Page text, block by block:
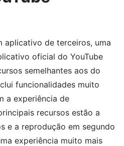
aplicativo de terceiros, uma
oficial do YouTube
semelhantes aos do
funcionalidades muito
a experiência de
recursos estão a
e a reprodução em segundo
experiência muito mais